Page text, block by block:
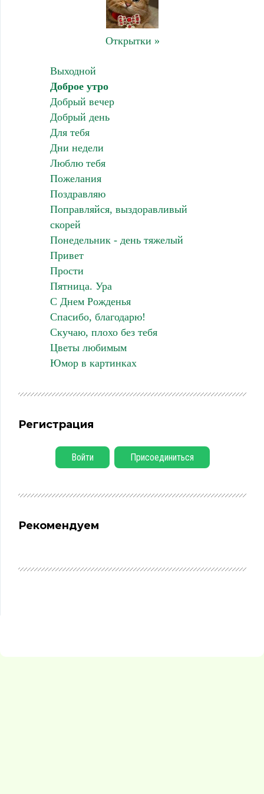
Открытки »
Выходной
Доброе утро
Добрый вечер
Добрый день
Для тебя
Дни недели
Люблю тебя
Пожелания
Поздравляю
Поправляйся, выздоравливый
скорей
Понедельник - день тяжелый
Привет
Прости
Пятница. Ура
С Днем Рожденья
Спасибо, благодарю!
Скучаю, плохо без тебя
Цветы любимым
Юмор в картинках
Регистрация
Войти Присоединиться
Рекомендуем